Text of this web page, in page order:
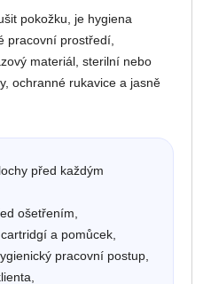
pokožku, je hygiena
pracovní prostředí,
materiál, sterilní nebo
ochranné rukavice a jasně
před každým
ošetřením,
a pomůcek,
pracovní postup,